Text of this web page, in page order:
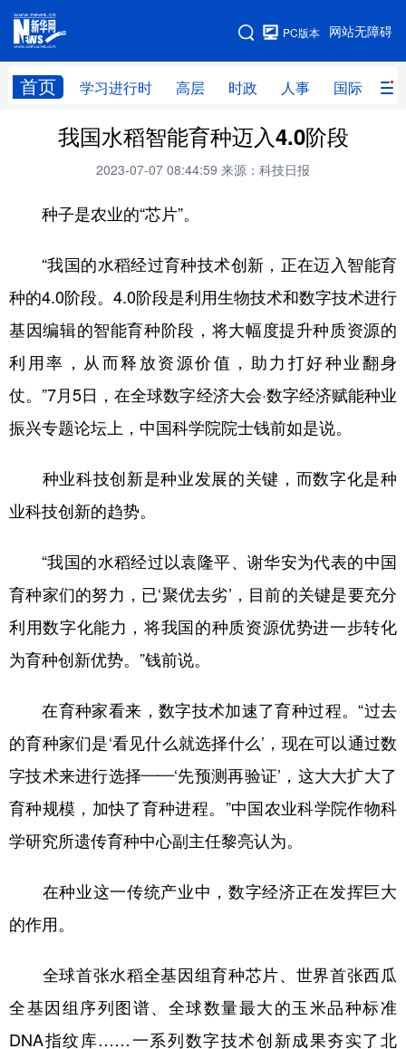
网站无障碍
PC版本
首页 学习进行时 高层 时政 人事 国际 财
网站地图
学习进行时 高层 时政 人事
财经 网评
台湾 思客智库
文化 书画 健康 军事
访谈 视频 图片 政务
法律 中央文件 金融 汽车
食品 人居 信息化 数字经济
学术中国 乡村振兴 溯源中国
城市 旅游 能源 会展
彩票 娱乐
公益 一带一路 亚太网 上市公司
文化产业
地方频道
北京 天津 河北
辽宁 吉林 上海 江苏
浙江 安徽 福建 江西
山东 河南 湖北 湖南
广东 广西 海南
四川 贵州 云南 西藏
陕西
新疆 内蒙古 黑龙江
多语种频道
我国水稻智能育种迈入4.0阶段
2023-07-07 08:44:59 来源：科技日报
种子是农业的“芯片”。
“我国的水稻经过育种技术创新，正在迈入智能育
种的4.0阶段。4.0阶段是利用生物技术和数字技术进行
基因编辑的智能育种阶段，将大幅度提升种质资源的
利用率，从而释放资源价值，助力打好种业翻身
仗。”7月5日，在全球数字经济大会·数字经济赋能种业
振兴专题论坛上，中国科学院院士钱前如是说。
种业科技创新是种业发展的关键，而数字化是种
业科技创新的趋势。
“我国的水稻经过以袁隆平、谢华安为代表的中国
育种家们的努力，已‘聚优去劣’，目前的关键是要充分
利用数字化能力，将我国的种质资源优势进一步转化
为育种创新优势。”钱前说。
在育种家看来，数字技术加速了育种过程。“过去
的育种家们是‘看见什么就选择什么’，现在可以通过数
字技术来进行选择——‘先预测再验证’，这大大扩大了
育种规模，加快了育种进程。”中国农业科学院作物科
学研究所遗传育种中心副主任黎亮认为。
在种业这一传统产业中，数字经济正在发挥巨大
的作用。
全球首张水稻全基因组育种芯片、世界首张西瓜
全基因组序列图谱、全球数量最大的玉米品种标准
DNA指纹库……一系列数字技术创新成果夯实了北